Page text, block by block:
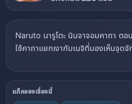
Naruto นารูโตะ นินจาจอมคาถา ตอ
ใช้คาถาแยกเงากับเนจิที่มองเห็นจุดจั
แท็กของเรื่องนี้